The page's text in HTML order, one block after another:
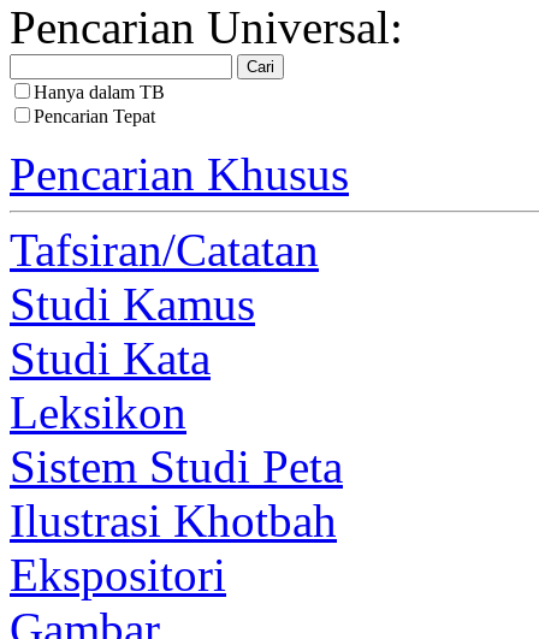
Pencarian Universal:
Hanya dalam TB
Pencarian Tepat
Pencarian Khusus
Tafsiran/Catatan
Studi Kamus
Studi Kata
Leksikon
Sistem Studi Peta
Ilustrasi Khotbah
Ekspositori